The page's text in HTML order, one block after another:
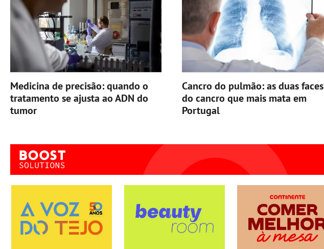
Medicina de precisão: quando o
tratamento se ajusta ao ADN do
tumor
Cancro do pulmão: as duas faces
do cancro que mais mata em
Portugal